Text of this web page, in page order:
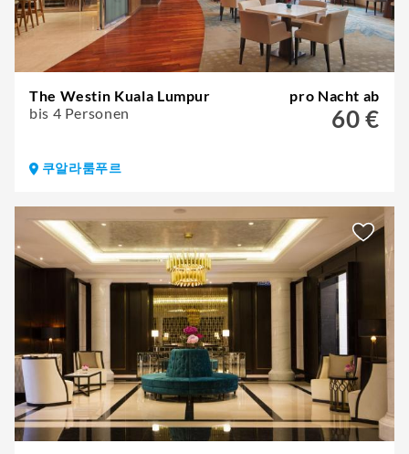
The Westin Kuala Lumpur
bis 4 Personen
pro Nacht ab
60 €
쿠알라룸푸르